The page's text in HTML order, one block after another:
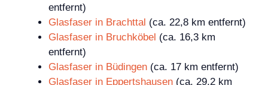
entfernt)
Glasfaser in Brachttal (ca. 22,8 km entfernt)
Glasfaser in Bruchköbel (ca. 16,3 km
entfernt)
Glasfaser in Büdingen (ca. 17 km entfernt)
Glasfaser in Eppertshausen (ca. 29,2 km